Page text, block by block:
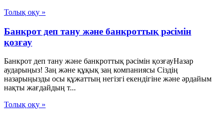
Толық оқу »
Банкрот деп тану және банкроттық рәсімін
қозғау
Банкрот деп тану және банкроттық рәсімін қозғауНазар
аударыңыз! Заң және құқық заң компаниясы Сіздің
назарыңызды осы құжаттың негізгі екендігіне және әрдайым
нақты жағдайдың т...
Толық оқу »